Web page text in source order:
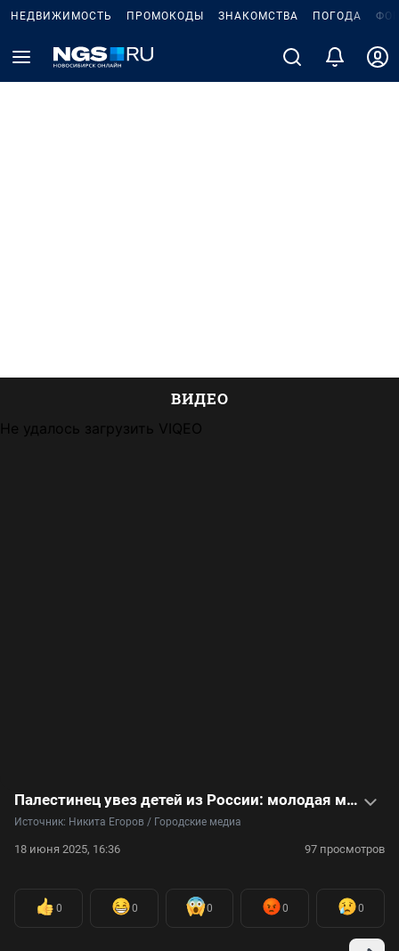
НЕДВИЖИМОСТЬ ПРОМОКОДЫ ЗНАКОМСТВА ПОГОДА
ВИДЕО
Не удалось загрузить VIQEO
Палестинец увез детей из России: молодая мать в отчаянии пытается их вернуть — видео
Источник: Никита Егоров / Городские медиа
18 июня 2025, 16:36 97 просмотров
0 0 0 0 0